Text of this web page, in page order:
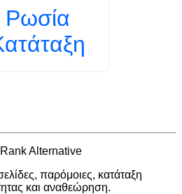
Ρωσία
Alternative
παρόμοιες, κατάταξη
και αναθεώρηση.